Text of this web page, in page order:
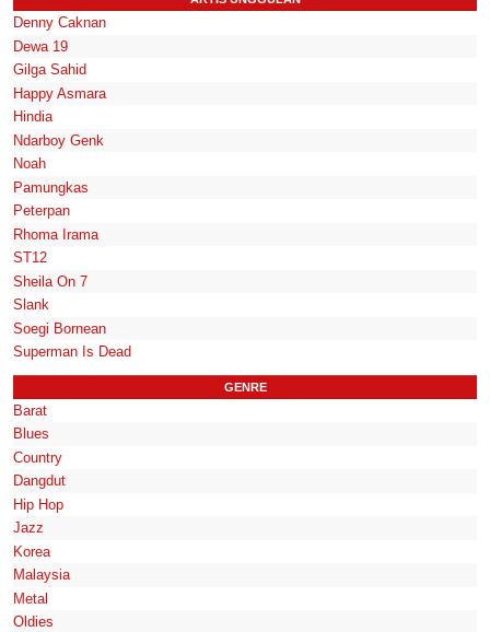
Denny Caknan
Dewa 19
Gilga Sahid
Happy Asmara
Hindia
Ndarboy Genk
Noah
Pamungkas
Peterpan
Rhoma Irama
ST12
Sheila On 7
Slank
Soegi Bornean
Superman Is Dead
GENRE
Barat
Blues
Country
Dangdut
Hip Hop
Jazz
Korea
Malaysia
Metal
Oldies